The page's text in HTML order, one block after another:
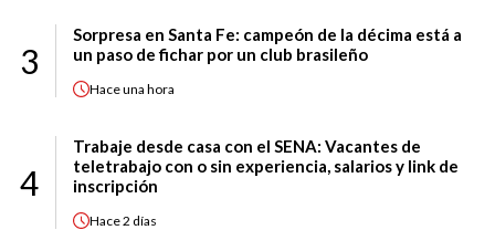
3
Sorpresa en Santa Fe: campeón de la décima está a
un paso de fichar por un club brasileño
Haceuna hora
4
Trabaje desde casa con el SENA: Vacantes de
teletrabajo con o sin experiencia, salarios y link de
inscripción
Hace2 días